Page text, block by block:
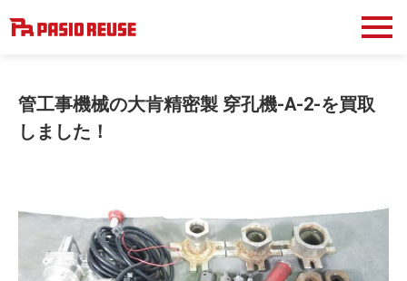
管工事機械の大肯精密製 穿孔機-A-2-を買取
しました！